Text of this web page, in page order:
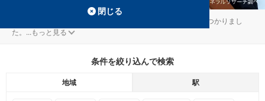
弘前の弘高下駅の経理・決算対策を扱う税理士事務所が1件見つかりまし
た。 ...もっと見る
条件を絞り込んで検索
地域 駅
閉じる